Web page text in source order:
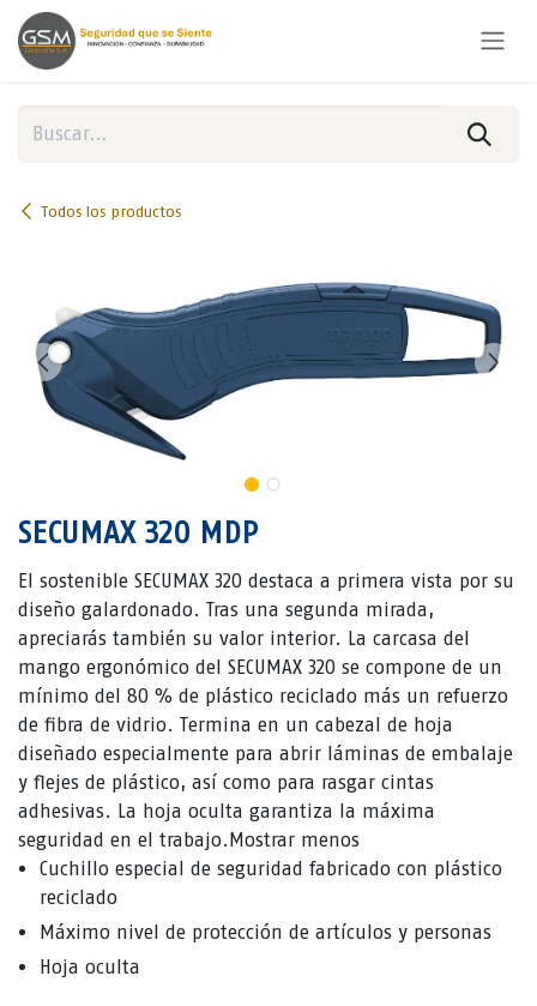
Ir al contenido
Todos los productos
SECUMAX 320 MDP
El sostenible SECUMAX 320 destaca a primera vista por su
diseño galardonado. Tras una segunda mirada,
apreciarás también su valor interior. La carcasa del
mango ergonómico del SECUMAX 320 se compone de un
mínimo del 80 % de plástico reciclado más un refuerzo
de fibra de vidrio. Termina en un cabezal de hoja
diseñado especialmente para abrir láminas de embalaje
y flejes de plástico, así como para rasgar cintas
adhesivas. La hoja oculta garantiza la máxima
seguridad en el trabajo.Mostrar menos
Cuchillo especial de seguridad fabricado con plástico
reciclado
Máximo nivel de protección de artículos y personas
Hoja oculta